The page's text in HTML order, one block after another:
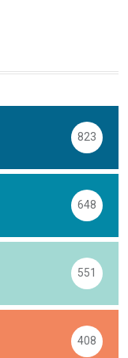
823
648
551
408